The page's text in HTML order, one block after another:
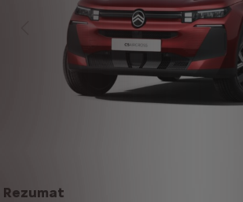
Rezumat